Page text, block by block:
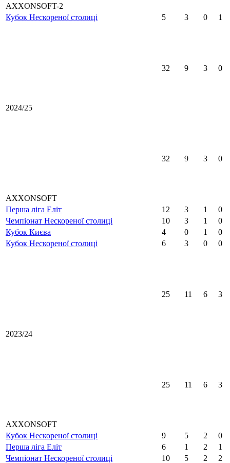
AXXONSOFT-2
Кубок Нескореної столиці
5 3 0 1
2024/25
32 9 3 0
AXXONSOFT
32 9 3 0
Перша ліга Еліт 12 3 1
0
Чемпіонат Нескореної столиці
10 3 1
0
Кубок Києва
4 0 1
0
Кубок Нескореної столиці
6 3 0 0
2023/24
25 11 6 3
AXXONSOFT
25 11 6 3
Кубок Нескореної столиці 9 5 2
0
Перша ліга Еліт
6 1 2
1
Чемпіонат Нескореної столиці
10 5 2 2